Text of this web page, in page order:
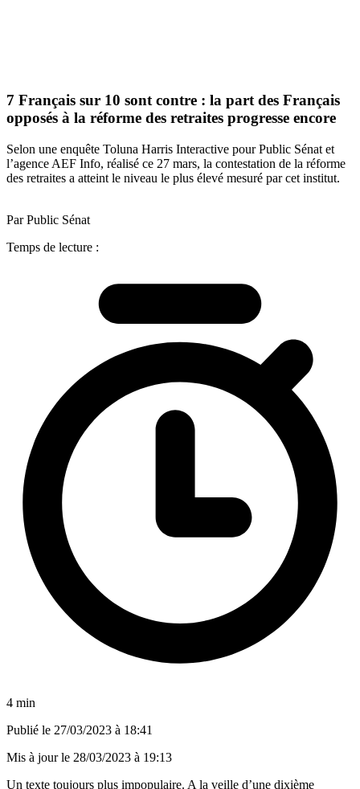
7 Français sur 10 sont contre : la part des Français
opposés à la réforme des retraites progresse encore
Selon une enquête Toluna Harris Interactive pour Public Sénat et
l’agence AEF Info, réalisé ce 27 mars, la contestation de la réforme
des retraites a atteint le niveau le plus élevé mesuré par cet institut.
Par Public Sénat
Temps de lecture :
4 min
Publié le 27/03/2023 à 18:41
Mis à jour le 28/03/2023 à 19:13
Un texte toujours plus impopulaire. A la veille d’une dixième